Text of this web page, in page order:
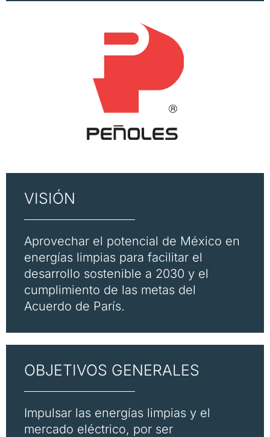
VISIÓN
Aprovechar el potencial de México en
energías limpias para facilitar el
desarrollo sostenible a 2030 y el
cumplimiento de las metas del
Acuerdo de París.​
OBJETIVOS GENERALES
Impulsar las energías limpias y el
mercado eléctrico, por ser